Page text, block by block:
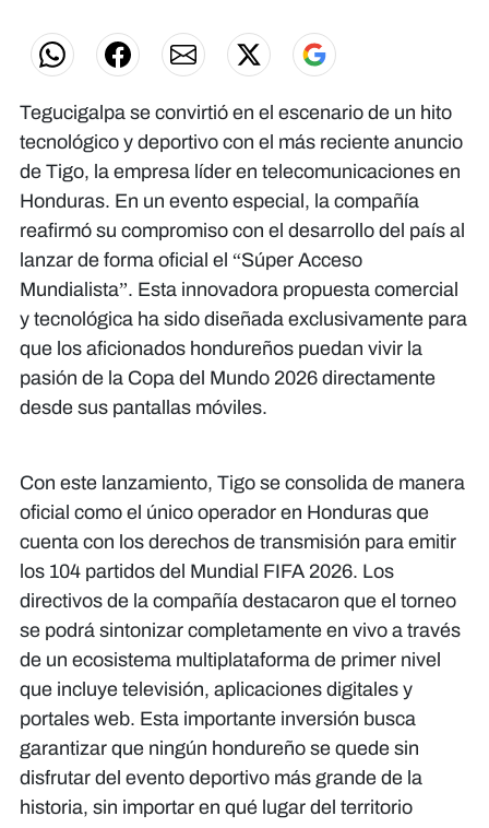
Tegucigalpa se convirtió en el escenario de un hito
tecnológico y deportivo con el más reciente anuncio
de Tigo, la empresa líder en telecomunicaciones en
Honduras. En un evento especial, la compañía
reafirmó su compromiso con el desarrollo del país al
lanzar de forma oficial el “Súper Acceso
Mundialista”. Esta innovadora propuesta comercial
y tecnológica ha sido diseñada exclusivamente para
que los aficionados hondureños puedan vivir la
pasión de la Copa del Mundo 2026 directamente
desde sus pantallas móviles.
Con este lanzamiento, Tigo se consolida de manera
oficial como el único operador en Honduras que
cuenta con los derechos de transmisión para emitir
los 104 partidos del Mundial FIFA 2026. Los
directivos de la compañía destacaron que el torneo
se podrá sintonizar completamente en vivo a través
de un ecosistema multiplataforma de primer nivel
que incluye televisión, aplicaciones digitales y
portales web. Esta importante inversión busca
garantizar que ningún hondureño se quede sin
disfrutar del evento deportivo más grande de la
historia, sin importar en qué lugar del territorio